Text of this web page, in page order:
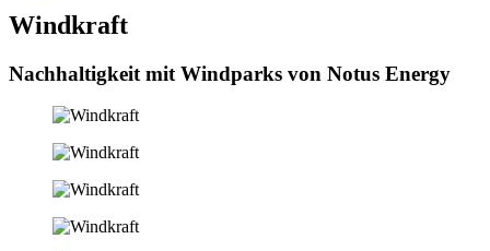
Windkraft
Nachhaltigkeit mit Windparks von Notus Energy